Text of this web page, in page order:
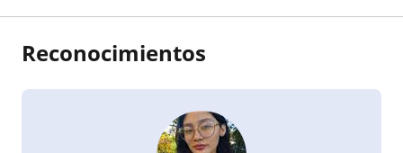
Reconocimientos